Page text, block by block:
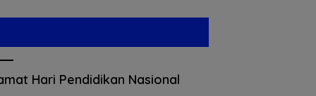
Hari Pendidikan Nasional